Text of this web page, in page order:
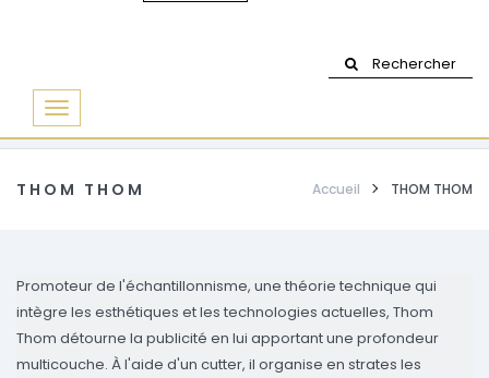
Rechercher
Basculer
la
THOM THOM Accueil THOM THOM
Promoteur de l'échantillonnisme, une théorie technique qui
intègre les esthétiques et les technologies actuelles, Thom
Thom détourne la publicité en lui apportant une profondeur
multicouche. À l'aide d'un cutter, il organise en strates les